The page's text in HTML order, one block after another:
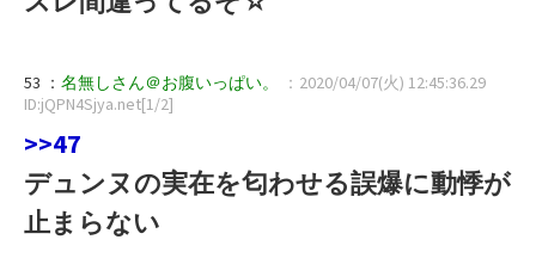
53 ： 名無しさん＠お腹いっぱい。
：2020/04/07(火) 12:45:36.29
ID:jQPN4Sjya.net[1/2]
>>47
デュンヌの実在を匂わせる誤爆に動悸が
止まらない